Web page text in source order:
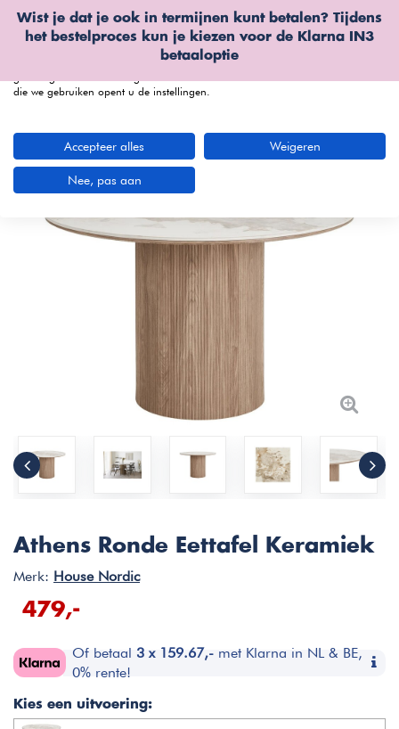
Wist je dat je ook in termijnen kunt betalen? Tijdens
het bestelproces kun je kiezen voor de Klarna IN3
betaaloptie
Athens Ronde Eettafel Keramiek
Merk: House Nordic
479,-
Of betaal 3 x 159.67,- met Klarna in NL & BE,
0% rente!
Kies een uitvoering:
Wij gebruiken cookies
We kunnen deze plaatsen voor analyse van onze bezoekersgegevens, om
onze website te verbeteren, gepersonaliseerde inhoud te tonen en om u een
die we gebruiken opent u de instellingen.
Accepteer alles Weigeren
Nee, pas aan